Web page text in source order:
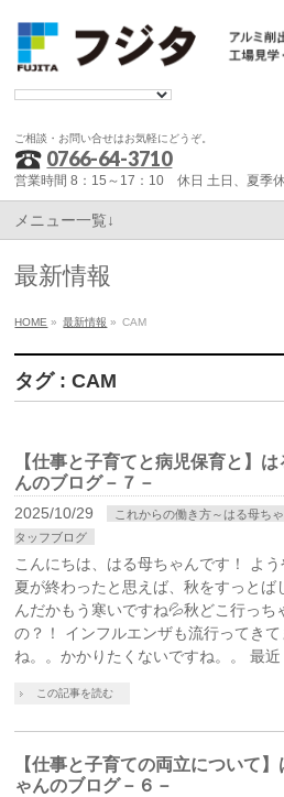
ご相談・お問い合せはお気軽にどうぞ。
0766-64-3710
営業時間 8：15～17：10 休日 土日、夏季
メニュー一覧↓
最新情報
HOME » 最新情報 » CAM
タグ : CAM
【仕事と子育てと病児保育と】
んのブログ－７－
2025/10/29 これからの働き方～はる母ち
タッフブログ
こんにちは、はる母ちゃんです！ よ
夏が終わったと思えば、秋をすっとば
んだかもう寒いですね💦秋どこ行っち
の？！ インフルエンザも流行ってきて
ね。。かかりたくないですね。。 最近
この記事を読む
【仕事と子育ての両立について
ゃんのブログ－６－